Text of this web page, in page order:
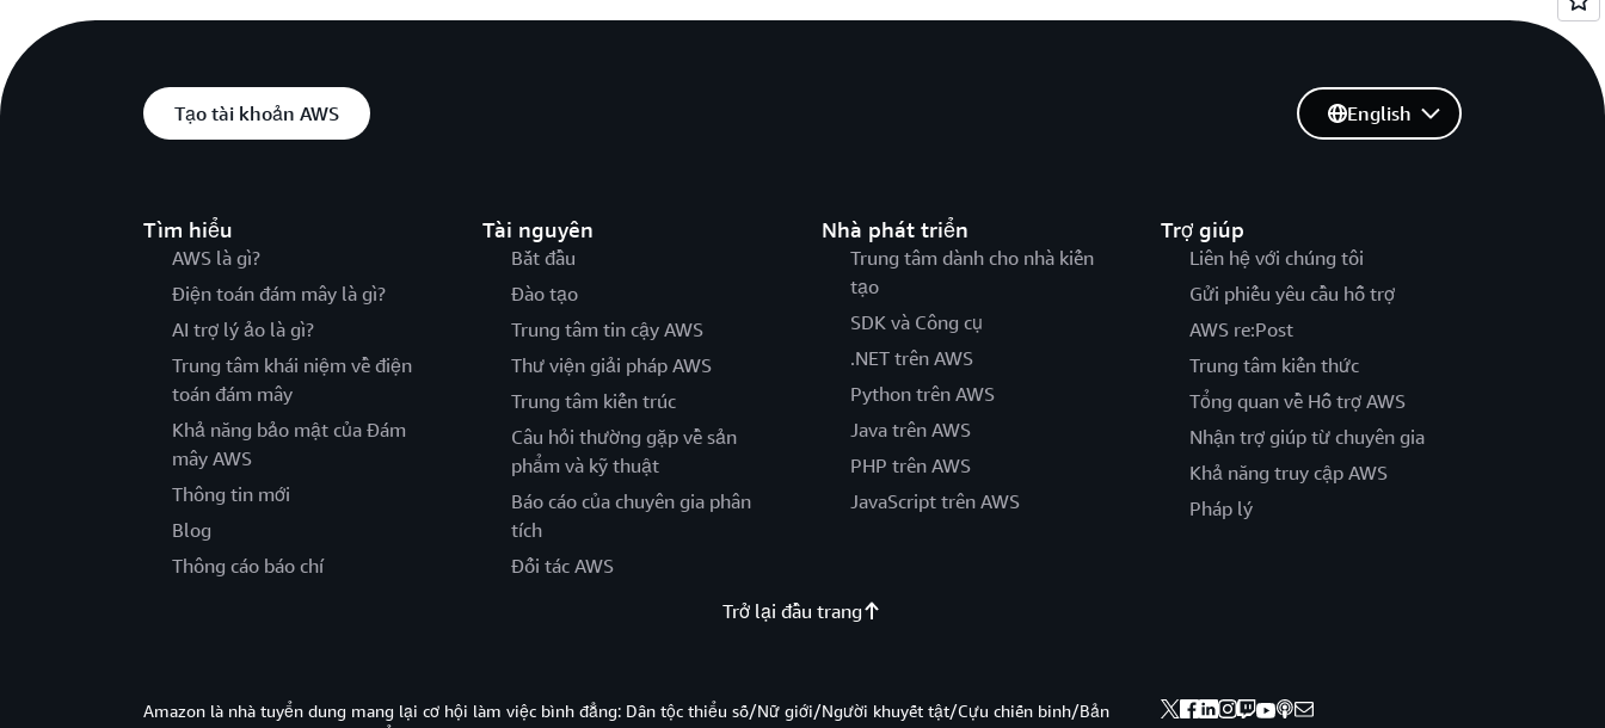
Tạo tài khoản AWS
Tìm hiểu
AWS là gì?
Điện toán đám mây là gì?
AI trợ lý ảo là gì?
Trung tâm khái niệm về điện
toán đám mây
Khả năng bảo mật của Đám
mây AWS
Thông tin mới
Blog
Thông cáo báo chí
Tài nguyên
Bắt đầu
Đào tạo
Trung tâm tin cậy AWS
Thư viện giải pháp AWS
Trung tâm kiến trúc
Câu hỏi thường gặp về sản
phẩm và kỹ thuật
Báo cáo của chuyên gia phân
tích
Đối tác AWS
Nhà phát triển
Trung tâm dành cho nhà kiến
tạo
SDK và Công cụ
.NET trên AWS
Python trên AWS
Java trên AWS
PHP trên AWS
JavaScript trên AWS
Trợ giúp
Liên hệ với chúng tôi
Gửi phiếu yêu cầu hỗ trợ
AWS re:Post
Trung tâm kiến thức
Tổng quan về Hỗ trợ AWS
Nhận trợ giúp từ chuyên gia
Khả năng truy cập AWS
Pháp lý
English
Trở lại đầu trang
Amazon là nhà tuyển dung mang lại cơ hội làm việc bình đẳng: Dân tộc thiểu số/Nữ giới/Người khuyết tật/Cựu chiến binh/Bản